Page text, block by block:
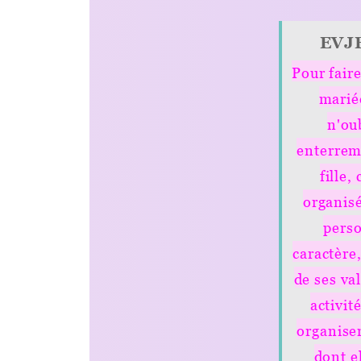
EVJF Clé en
Pour faire plaisir à
mariée et pour
n'oublie jamais
enterrement de vie
fille, celui-ci doit
organisé en fonction
personnalité, de
caractère, de ses
de ses valeurs.
activités proposées
organiser une
dont elle se